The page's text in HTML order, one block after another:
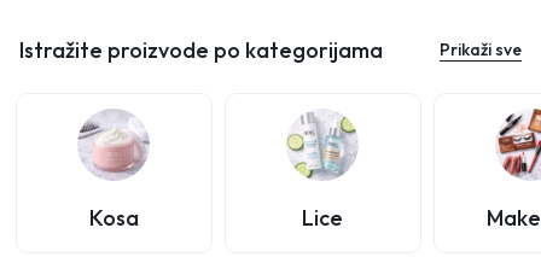
Istražite proizvode po kategorijama Prikaži sve
Kosa Lice